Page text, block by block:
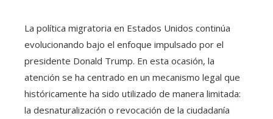
La política migratoria en Estados Unidos continúa
evolucionando bajo el enfoque impulsado por el
presidente Donald Trump. En esta ocasión, la
atención se ha centrado en un mecanismo legal que
históricamente ha sido utilizado de manera limitada:
la desnaturalización o revocación de la ciudadanía